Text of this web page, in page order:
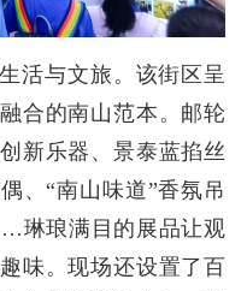
活与文旅。该街区呈
合的南山范本。邮轮
新乐器、景泰蓝掐丝
、“南山味道”香氛吊
琳琅满目的展品让观
味。现场还设置了百